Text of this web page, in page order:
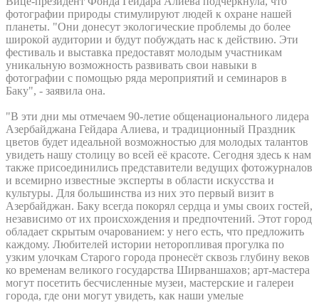
фотографии природы стимулируют людей к охране нашей
планеты. "Они донесут экологические проблемы до более
широкой аудитории и будут побуждать нас к действию. Эти
фестиваль и выставка предоставят молодым участникам
уникальную возможность развивать свои навыки в
фотографии с помощью ряда мероприятий и семинаров в
Баку", - заявила она.
"В эти дни мы отмечаем 90-летие общенационального лидера
Азербайджана Гейдара Алиева, и традиционный Праздник
цветов будет идеальной возможностью для молодых талантов
увидеть нашу столицу во всей её красоте. Сегодня здесь к нам
также присоединились представители ведущих фотожурналов
и всемирно известные эксперты в области искусства и
культуры. Для большинства из них это первый визит в
Азербайджан. Баку всегда покорял сердца и умы своих гостей,
независимо от их происхождения и предпочтений. Этот город
обладает скрытым очарованием: у него есть, что предложить
каждому. Любителей истории неторопливая прогулка по
узким улочкам Старого города пронесёт сквозь глубину веков
ко временам великого государства Ширваншахов; арт-мастера
могут посетить бесчисленные музеи, мастерские и галереи
города, где они могут увидеть, как наши умелые